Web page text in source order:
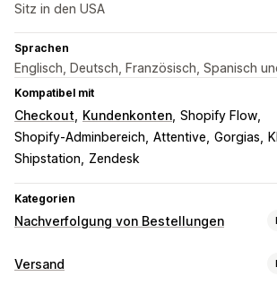
Sitz in den USA
Sprachen
Englisch, Deutsch, Französisch, Spanisch
Kompatibel mit
Checkout Kundenkonten Shopify Flow
Shopify-Adminbereich Attentive Gorgias
Shipstation
Zendesk
Kategorien
Nachverfolgung von Bestellungen
Tracking
Versand